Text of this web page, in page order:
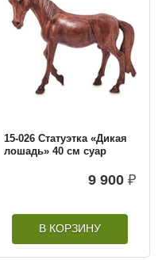
15-026 Статуэтка «Дикая
лошадь» 40 см суар
9 900 ₽
В КОРЗИНУ